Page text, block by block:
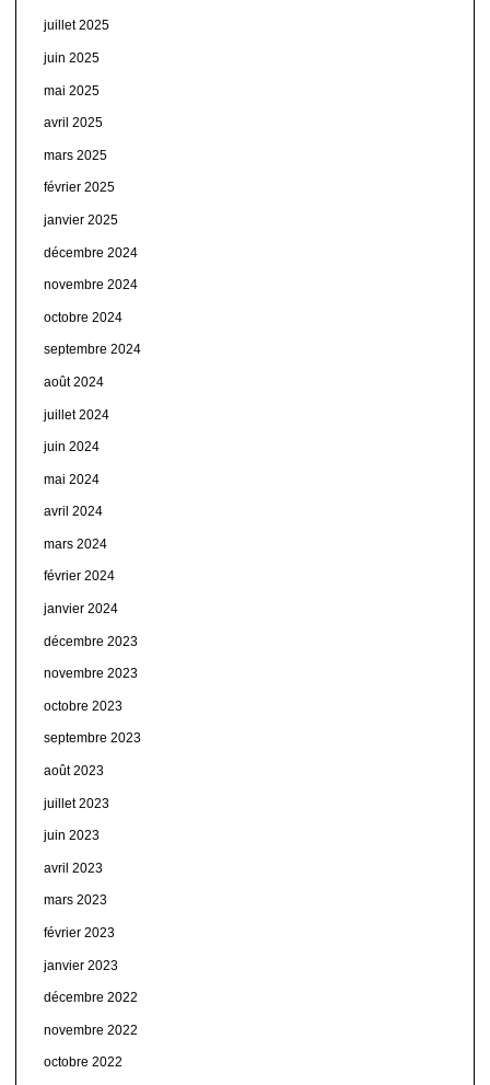
juillet 2025
juin 2025
mai 2025
avril 2025
mars 2025
février 2025
janvier 2025
décembre 2024
novembre 2024
octobre 2024
septembre 2024
août 2024
juillet 2024
juin 2024
mai 2024
avril 2024
mars 2024
février 2024
janvier 2024
décembre 2023
novembre 2023
octobre 2023
septembre 2023
août 2023
juillet 2023
juin 2023
avril 2023
mars 2023
février 2023
janvier 2023
décembre 2022
novembre 2022
octobre 2022